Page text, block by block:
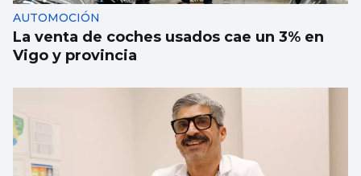
AUTOMOCIÓN
La venta de coches usados cae un 3% en
Vigo y provincia